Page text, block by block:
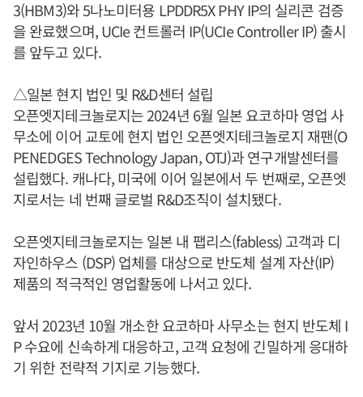
3(HBM3)와 5나노미터용 LPDDR5X PHY IP의 실리콘 검증
을 완료했으며, UCIe 컨트롤러 IP(UCIe Controller IP) 출시
를 앞두고 있다.
△일본 현지 법인 및 R&D센터 설립
오픈엣지테크놀로지는 2024년 6월 일본 요코하마 영업 사
무소에 이어 교토에 현지 법인 오픈엣지테크놀로지 재팬(O
PENEDGES Technology Japan, OTJ)과 연구개발센터를
설립했다. 캐나다, 미국에 이어 일본에서 두 번째로, 오픈엣
지로서는 네 번째 글로벌 R&D조직이 설치됐다.
오픈엣지테크놀로지는 일본 내 팹리스(fabless) 고객과 디
자인하우스 (DSP) 업체를 대상으로 반도체 설계 자산(IP)
제품의 적극적인 영업활동에 나서고 있다.
앞서 2023년 10월 개소한 요코하마 사무소는 현지 반도체 I
P 수요에 신속하게 대응하고, 고객 요청에 긴밀하게 응대하
기 위한 전략적 기지로 기능했다.